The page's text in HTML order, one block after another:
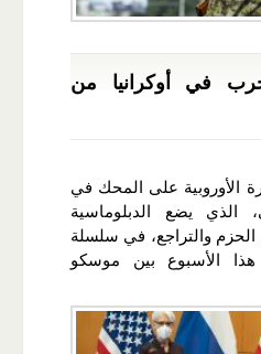
في أوكرانيا من
الأوروبية على المحك في
الذي يضع الدبلوماسية
الحزم والتراجع، في سلسلة
هذا الأسبوع بين موسكو